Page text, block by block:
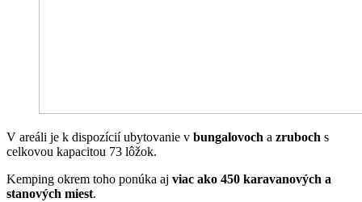
V areáli je k dispozícií ubytovanie v bungalovoch a zruboch s
celkovou kapacitou 73 lôžok.
Kemping okrem toho ponúka aj viac ako 450 karavanových a
stanových miest.